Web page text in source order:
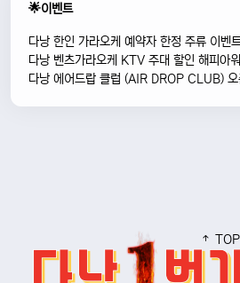
🌟이벤트
다낭 한인 가라오케 예약자 한정 주류 이벤
다낭 벤츠가라오케 KTV 주대 할인 해피아
다낭 에어드랍 클럽 (AIR DROP CLUB) 오
TOP